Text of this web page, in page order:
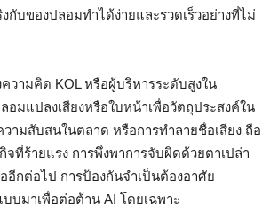
กับของปลอมทำได้ง่ายและรวดเร็วอย่างที่ไม่
วามคิด KOL หรือผู้บริหารระดับสูงใน
อมแปลงเสียงหรือใบหน้าเพื่อวัตถุประสงค์ใน
วามสับสนในตลาด หรือการทำลายชื่อเสียง ถือ
จที่ร้ายแรง การพึ่งพาการจับผิดด้วยตาเปล่า
อีกต่อไป การป้องกันจำเป็นต้องอาศัย
บมาเพื่อต่อต้าน AI โดยเฉพาะ